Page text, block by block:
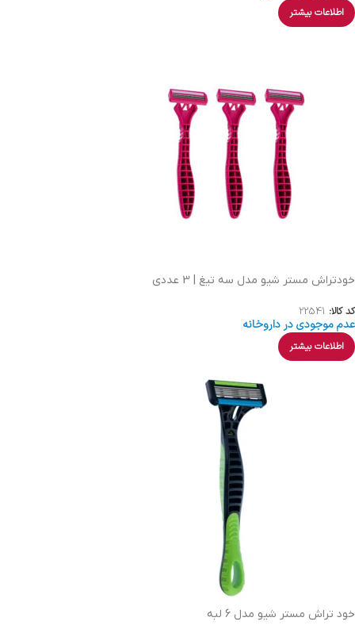
اطلاعات بیشتر
خودتراش مستر شیو مدل سه تیغ | 3 عددی
کد کالا: 22541
عدم موجودی در داروخانه
اطلاعات بیشتر
خود تراش مستر شیو مدل 6 لبه